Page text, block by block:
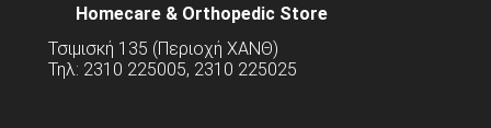
Homecare & Orthopedic Store
Τσιμισκή 135 (Περιοχή ΧΑΝΘ)
Τηλ: 2310 225005, 2310 225025